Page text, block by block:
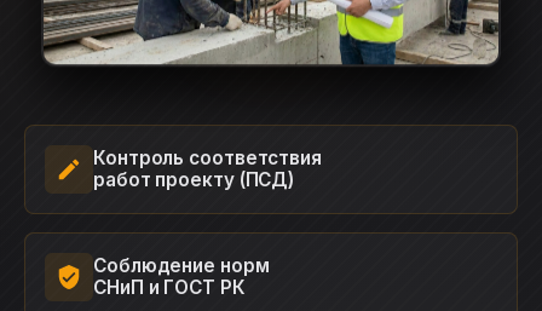
Контроль соответствия
работ проекту (ПСД)
Соблюдение норм
СНиП и ГОСТ РК